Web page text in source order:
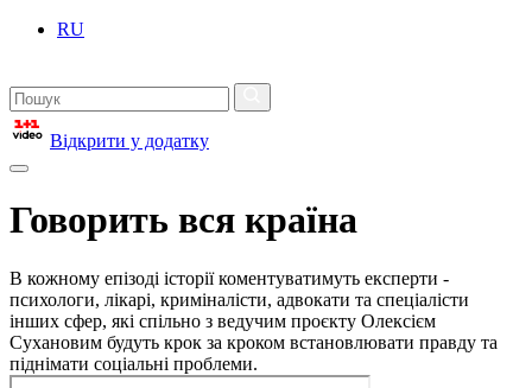
RU
Відкрити у додатку
Говорить вся країна
В кожному епізоді історії коментуватимуть експерти -
психологи, лікарі, криміналісти, адвокати та спеціалісти
інших сфер, які спільно з ведучим проєкту Олексієм
Сухановим будуть крок за кроком встановлювати правду та
піднімати соціальні проблеми.